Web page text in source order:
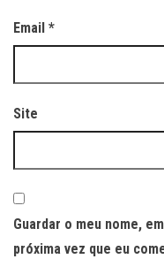
Email *
Site
Guardar o meu nome,
próxima vez que eu